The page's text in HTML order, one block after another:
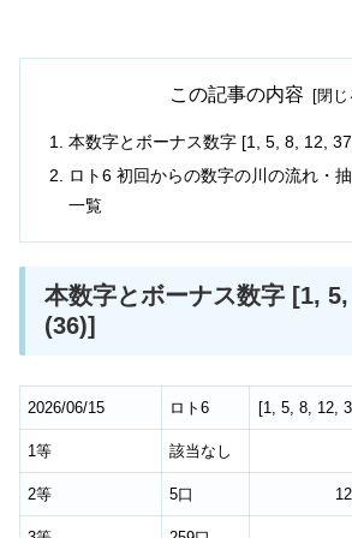
この記事の内容
本数字とボーナス数字 [1, 5, 8, 12,
ロト6 初回からの数字の川の流れ・
一覧
本数字とボーナス数字 [1,
(36)]
2026/06/15 ロト6 [1, 5, 8, 12,
1等 該当なし
2等 5口